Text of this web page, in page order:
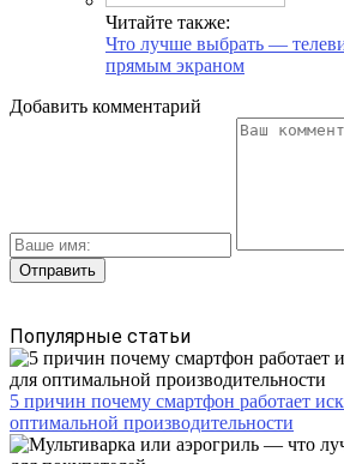
Читайте также:
Что лучше выбрать —
прямым экраном
Добавить комментарий
Популярные статьи
5 причин почему смартфон работает
оптимальной производительности